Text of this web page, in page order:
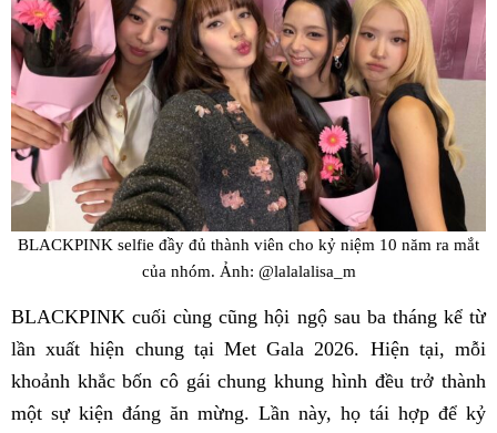
BLACKPINK selfie đầy đủ thành viên cho kỷ niệm 10 năm ra mắt
của nhóm. Ảnh: @lalalalisa_m
BLACKPINK cuối cùng cũng hội ngộ sau ba tháng kể từ
lần xuất hiện chung tại Met Gala 2026. Hiện tại, mỗi
khoảnh khắc bốn cô gái chung khung hình đều trở thành
một sự kiện đáng ăn mừng. Lần này, họ tái hợp để kỷ